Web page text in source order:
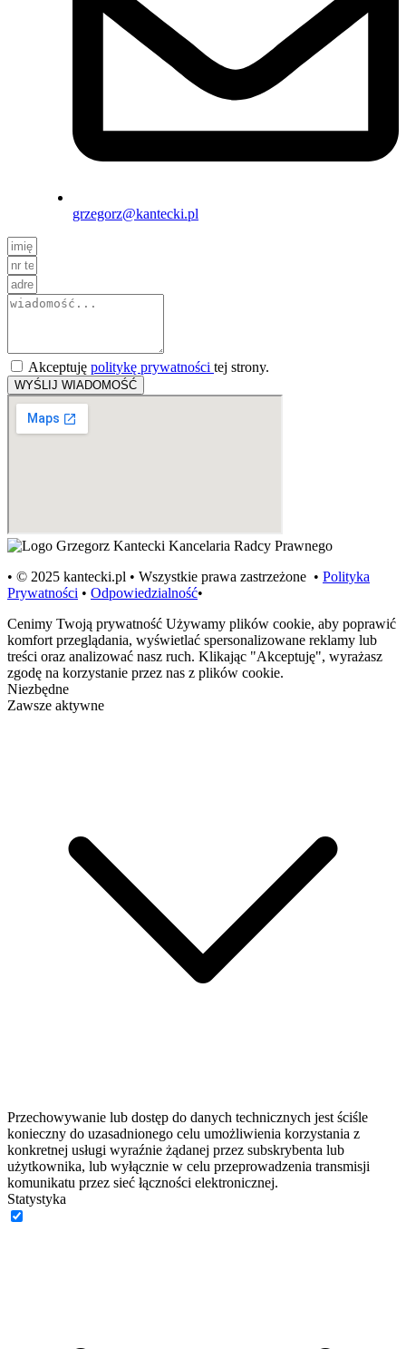
grzegorz@kantecki.pl
Akceptuję politykę prywatności tej strony.
WYŚLIJ WIADOMOŚĆ
• © 2025 kantecki.pl • Wszystkie prawa zastrzeżone • Polityka
Prywatności • Odpowiedzialność•
Cenimy Twoją prywatność Używamy plików cookie, aby poprawić
komfort przeglądania, wyświetlać spersonalizowane reklamy lub
treści oraz analizować nasz ruch. Klikając "Akceptuję", wyrażasz
zgodę na korzystanie przez nas z plików cookie.
Niezbędne
Zawsze aktywne
Przechowywanie lub dostęp do danych technicznych jest ściśle
konieczny do uzasadnionego celu umożliwienia korzystania z
konkretnej usługi wyraźnie żądanej przez subskrybenta lub
użytkownika, lub wyłącznie w celu przeprowadzenia transmisji
komunikatu przez sieć łączności elektronicznej.
Statystyka